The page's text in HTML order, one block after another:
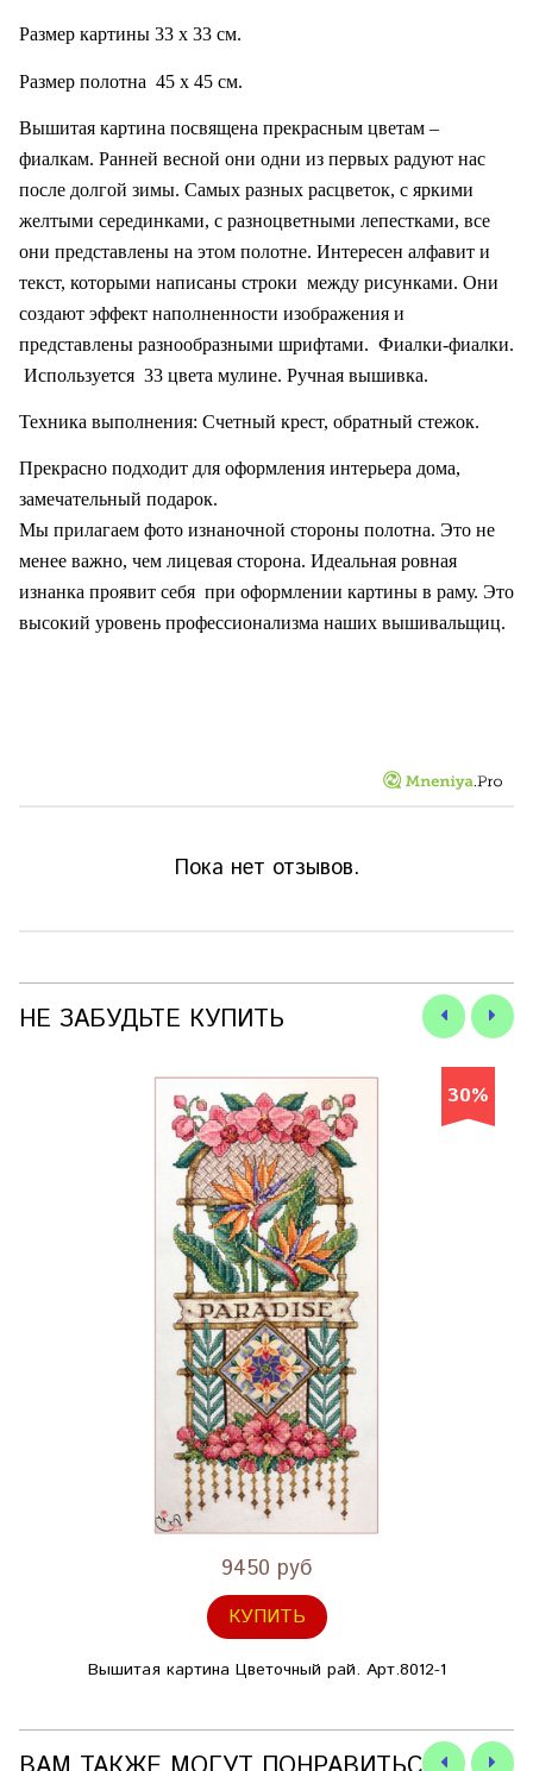
Размер картины 33 х 33 см.
Размер полотна 45 х 45 см.
Вышитая картина посвящена прекрасным цветам –
фиалкам. Ранней весной они одни из первых радуют нас
после долгой зимы. Самых разных расцветок, с яркими
желтыми серединками, с разноцветными лепестками, все
они представлены на этом полотне. Интересен алфавит и
текст, которыми написаны строки между рисунками. Они
создают эффект наполненности изображения и
представлены разнообразными шрифтами. Фиалки-фиалки.
Используется 33 цвета мулине. Ручная вышивка.
Техника выполнения: Счетный крест, обратный стежок.
Прекрасно подходит для оформления интерьера дома,
замечательный подарок.
Мы прилагаем фото изнаночной стороны полотна. Это не
менее важно, чем лицевая сторона. Идеальная ровная
изнанка проявит себя при оформлении картины в раму. Это
высокий уровень профессионализма наших вышивальщиц.
Пока нет отзывов.
НЕ ЗАБУДЬТЕ КУПИТЬ
30%
9450 руб
КУПИТЬ
Вышитая картина Цветочный рай. Арт.8012-1